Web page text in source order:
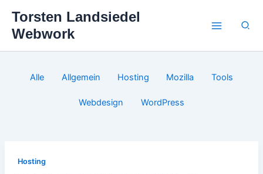
Inhalt
springen
Torsten Landsiedel
Webwork
Alle Allgemein Hosting Mozilla Tools
Webdesign WordPress
Hosting